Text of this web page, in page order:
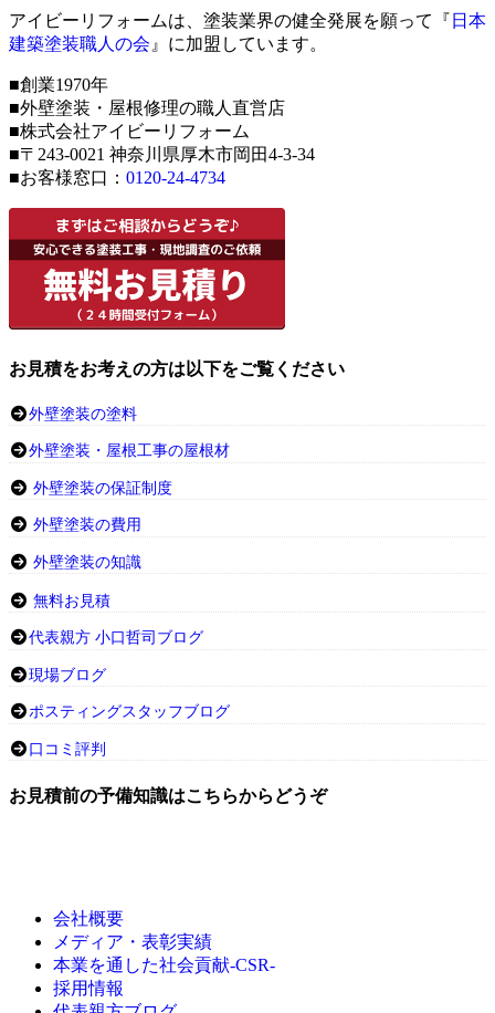
アイビーリフォームは、塗装業界の健全発展を願って『 日本
建築塗装職人の会 』に加盟しています。
■創業1970年
■外壁塗装・屋根修理の職人直営店
■株式会社アイビーリフォーム
■〒243-0021 神奈川県厚木市岡田4-3-34
■お客様窓口： 0120-24-4734
お見積をお考えの方は以下をご覧ください
外壁塗装の塗料
外壁塗装・屋根工事の屋根材
外壁塗装の保証制度
外壁塗装の費用
外壁塗装の知識
無料お見積
代表親方 小口哲司ブログ
現場ブログ
ポスティングスタッフブログ
口コミ評判
お見積前の予備知識はこちらからどうぞ
会社概要
メディア・表彰実績
本業を通した社会貢献-CSR-
採用情報